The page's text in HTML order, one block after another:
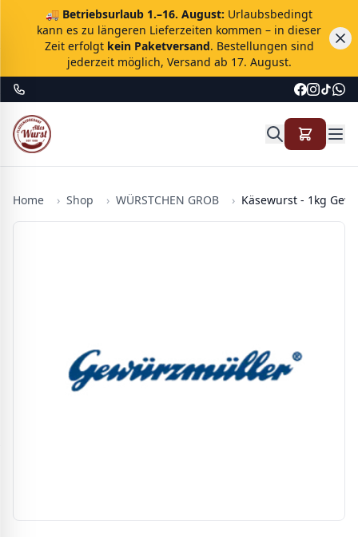
🚚 Betriebsurlaub 1.–16. August: Urlaubsbedingt
kann es zu längeren Lieferzeiten kommen – in dieser
Zeit erfolgt kein Paketversand. Bestellungen sind
jederzeit möglich, Versand ab 17. August.
Home › Shop › WÜRSTCHEN GROB › Käsewurst - 1kg